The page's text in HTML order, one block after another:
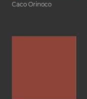
Caco Orinoco